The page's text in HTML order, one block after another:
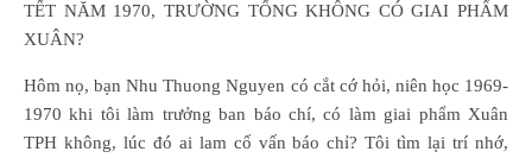
TẾT NĂM 1970, TRƯỜNG TỐNG KHÔNG CÓ GIAI PHẨM
XUÂN?
Hôm nọ, bạn Nhu Thuong Nguyen có cắt cớ hỏi, niên học 1969-
1970 khi tôi làm trưởng ban báo chí, có làm giai phẩm Xuân
TPH không, lúc đó ai lam cố vấn báo chỉ? Tôi tìm lại trí nhớ,